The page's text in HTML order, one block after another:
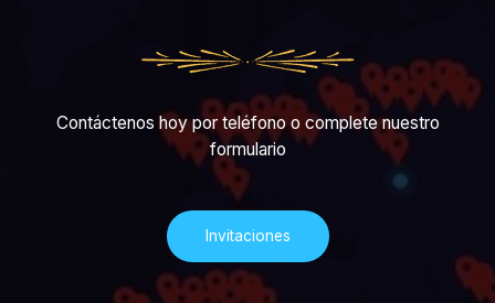
Contáctenos hoy por teléfono o complete nuestro
formulario
Invitaciones